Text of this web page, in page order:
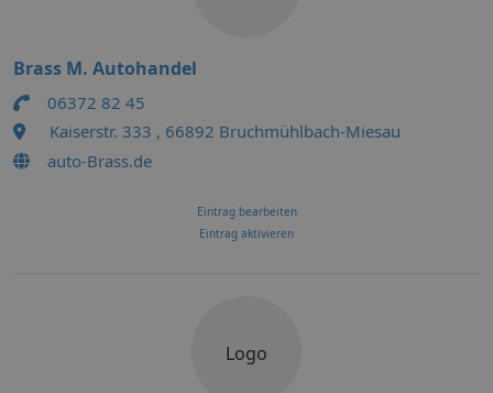
Brass M. Autohandel
06372 82 45
Kaiserstr. 333 , 66892 Bruchmühlbach-Miesau
auto-Brass.de
Eintrag bearbeiten
Eintrag aktivieren
Logo